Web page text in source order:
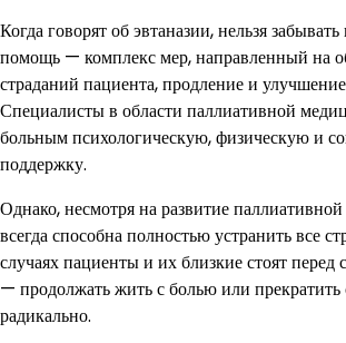
Когда говорят об эвтаназии, нельзя
помощь — комплекс мер, направленный на
страданий пациента, продление и
Специалисты в области паллиативной
больным психологическую, физическую и
поддержку.
Однако, несмотря на развитие
всегда способна полностью устранить все
случаях пациенты и их близкие стоят
— продолжать жить с болью или прекратить
радикально.